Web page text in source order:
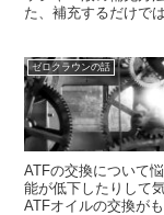
た、補充するだけで
ゼロクラウンの話
ATFの交換について
能が低下したりして
ATFオイルの交換が